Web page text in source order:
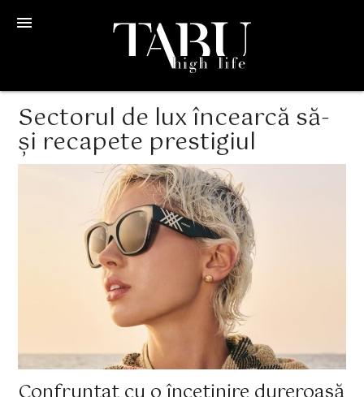
menu
Sectorul de lux încearcă să-
și recapete prestigiul